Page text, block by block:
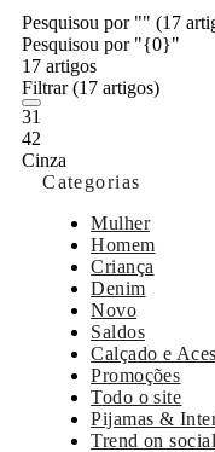
Pesquisou por "" (17
Pesquisou por "{0}"
17 artigos
Filtrar(17 artigos)
31
42
Cinza
Categorias
Mulher
Homem
Criança
Denim
Novo
Saldos
Calçado e
Promoções
Todo o site
Pijamas &
Trend on social